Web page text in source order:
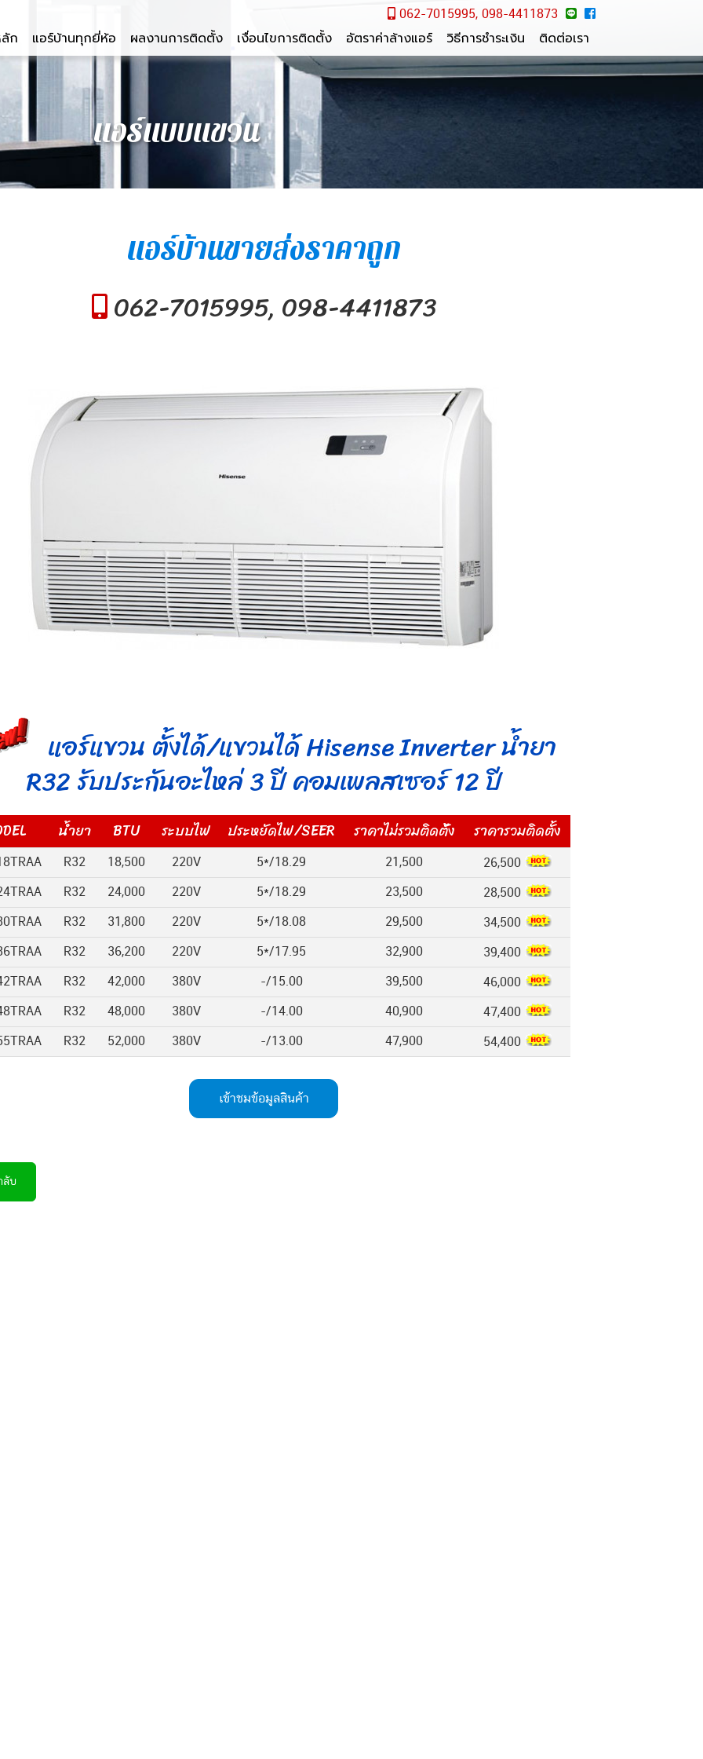
062-7015995, 098-4411873
ก แอร์บ้านทุกยี่ห้อ ผลงานการติดตั้ง เงื่อนไขการติดตั้ง อัตราค่าล้างแอร์ วิธีการชำระเงิน ติดต่อเรา
แอร์แบบแขวน
แอร์บ้านขายส่งราคาถูก
062-7015995, 098-4411873
แอร์แขวน ตั้งได้/แขวนได้ Hisense Inverter น้ำยา
R32 รับประกันอะไหล่ 3 ปี คอมเพลสเซอร์ 12 ปี
น้ำยา BTU ระบบไฟ ประหยัดไฟ/SEER ราคาไม่รวมติดต้ัง ราคารวมติดตั้ง
R32 18,500 220V 5*/18.29 21,500 26,500
R32 24,000 220V 5*/18.29 23,500 28,500
R32 31,800 220V 5*/18.08 29,500 34,500
R32 36,200 220V 5*/17.95 32,900 39,400
R32 42,000 380V -/15.00 39,500 46,000
R32 48,000 380V -/14.00 40,900 47,400
R32 52,000 380V -/13.00 47,900 54,400
เข้าชมข้อมูลสินค้า
ลับ